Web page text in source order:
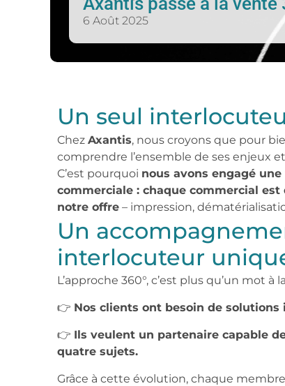
6 Août 2025
Un seul
Chez Axantis, nous croyons que pour
comprendre l’ensemble de ses enjeux
C’est pourquoi nous avons engagé
commerciale : chaque commercial
notre offre – impression,
Un
interlocuteur
L’approche 360°, c’est plus qu’un mot à
👉 Nos clients ont besoin de solutions
👉 Ils veulent un partenaire capable
quatre sujets.
Grâce à cette évolution, chaque